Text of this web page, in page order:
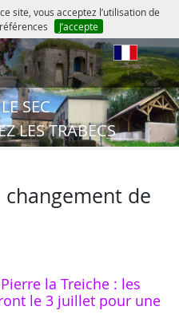
site, vous acceptez l’utilisation de
J’accepte
SEC
LES TRABECS
de
la Treiche : les
le 3 juillet pour une